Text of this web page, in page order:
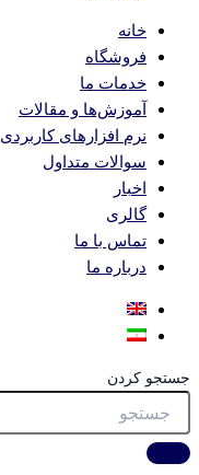
خانه
فروشگاه
خدمات ما
آموزش‌ها و مقالات
نرم افزارهای کاربردی
سوالات متداول
اخبار
گالری
تماس با ما
درباره ما
جستجو کردن